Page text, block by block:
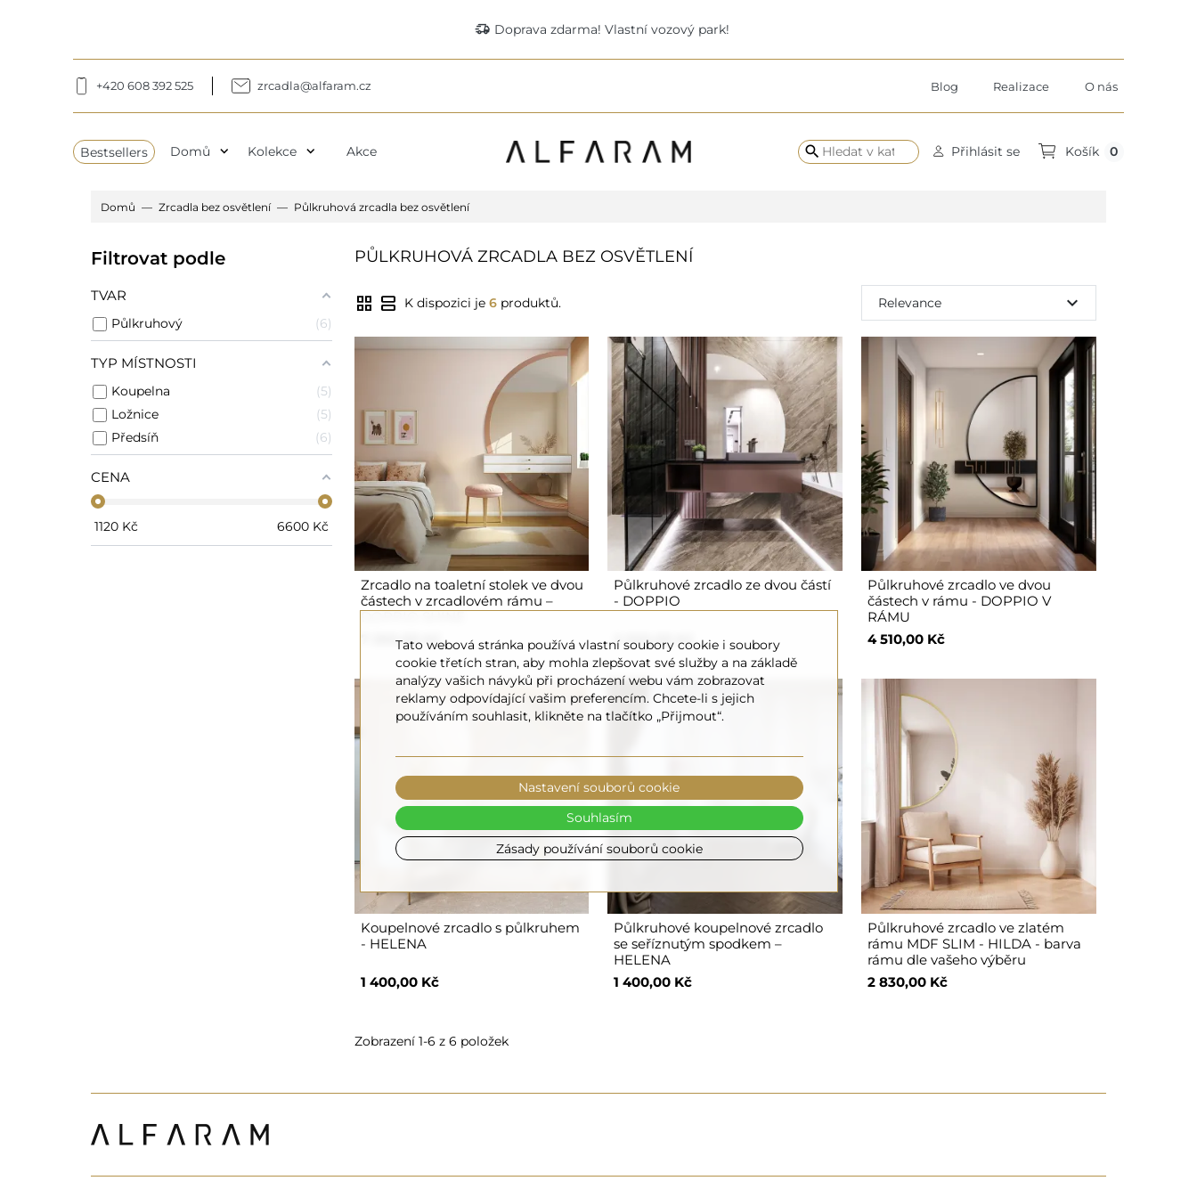
delivery_truck_speed Doprava zdarma! Vlastní vozový park!
+420 608 392 525 zrcadla@alfaram.cz Blog Realizace O nás
Bestsellers Domů expand_more Kolekce expand_more Akce search Přihlásit se Košík 0
Domů Zrcadla bez osvětlení Půlkruhová zrcadla bez osvětlení
Filtrovat podle
TVAR
Půlkruhový 6
TYP MÍSTNOSTI
Koupelna
5
Ložnice
5
Předsíň
6
CENA
1120 Kč 6600 Kč
PŮLKRUHOVÁ ZRCADLA BEZ OSVĚTLENÍ
grid_view view_agenda K dispozici je 6produktů. Relevance expand_more
Zrcadlo na toaletní stolek ve dvou
částech v zrcadlovém rámu –
7 260,00 Kč
Půlkruhové zrcadlo ze dvou částí
- DOPPIO
2 020,00 Kč
Půlkruhové zrcadlo ve dvou
částech v rámu - DOPPIO V
RÁMU
4 510,00 Kč
Koupelnové zrcadlo s půlkruhem
- HELENA
1 400,00 Kč
Půlkruhové koupelnové zrcadlo
se seříznutým spodkem –
HELENA
1 400,00 Kč
Půlkruhové zrcadlo ve zlatém
rámu MDF SLIM - HILDA - barva
rámu dle vašeho výběru
2 830,00 Kč
Zobrazení 1-6 z 6 položek
Tato webová stránka používá vlastní soubory cookie i soubory
cookie třetích stran, aby mohla zlepšovat své služby a na základě
analýzy vašich návyků při procházení webu vám zobrazovat
reklamy odpovídající vašim preferencím. Chcete-li s jejich
používáním souhlasit, klikněte na tlačítko „Přijmout“.
Zásady používání souborů cookie
Nastavení souborů cookie
Souhlasím